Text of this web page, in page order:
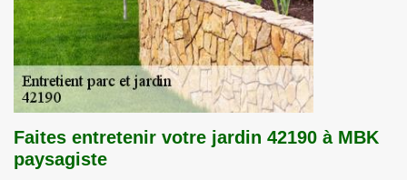
Faites entretenir votre jardin 42190 à MBK
paysagiste